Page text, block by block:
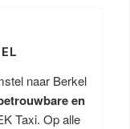
naar Berkel
en
Taxi. Op alle